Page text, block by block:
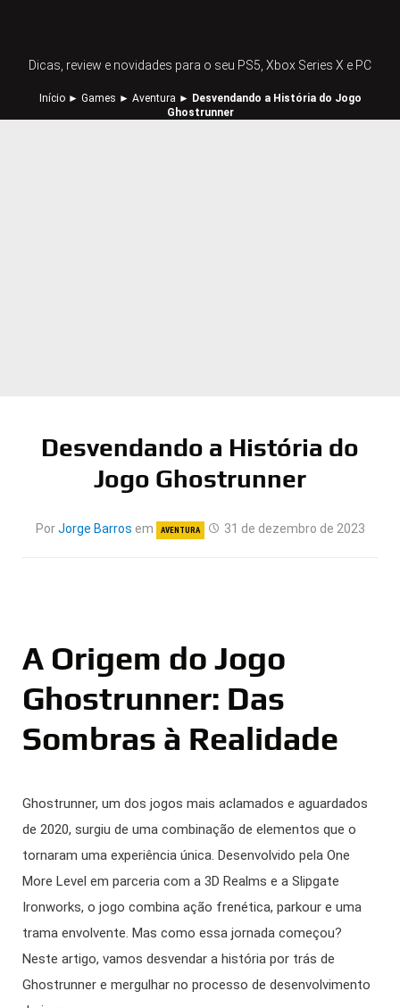
Dicas, review e novidades para o seu PS5, Xbox Series X e PC
Início► Games ► Aventura ► Desvendando a História do Jogo
Ghostrunner
Desvendando a História do
Jogo Ghostrunner
PorJorge Barros em AVENTURA 31 de dezembro de 2023
A Origem do Jogo
Ghostrunner: Das
Sombras à Realidade
Ghostrunner, um dos jogos mais aclamados e aguardados
de 2020, surgiu de uma combinação de elementos que o
tornaram uma experiência única. Desenvolvido pela One
More Level em parceria com a 3D Realms e a Slipgate
Ironworks, o jogo combina ação frenética, parkour e uma
trama envolvente. Mas como essa jornada começou?
Neste artigo, vamos desvendar a história por trás de
Ghostrunner e mergulhar no processo de desenvolvimento